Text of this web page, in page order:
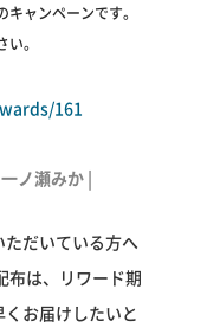
ャンペーンです。
。
161
ノ瀬みか |
だいている方へ
布は、リワード期
お届けしたいと